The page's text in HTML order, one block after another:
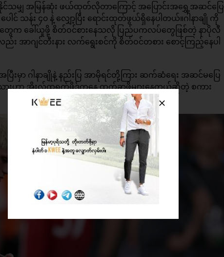
အမြန်ဆုံး ဖယ်ထုတ်လိုတာကြောင့် အပြောင်းအရွှေ့အဆင်ပြေ
င် သန်း ၄၀ နဲ့ လျှော့ပြီး ရောင်းထုတ်ဖွယ်ရှိနေပါတယ်။ဂါနာချို ကို
က ခေါ်ယူဖို့ စိတ်ဝင်စားနေသလို ပြည်ပကလပ်တွေဖြစ်တဲ့ နာပိုလီ
ာဂျင်တီးနား လက်ရွေးစင်ကို စိတ်ဝင်တစား စောင့်ကြည့်နေပါ
မှာ ဂါနာချိုနဲ့ နည်းပြ အာမိုရင်တို့ကြား ဆက်ဆံရေး အဆင်မပြေ
ားဟာ အိုးလ်ထရက်ဖို့ဒ်ကနေ ထွက်ခွာဖို့များနေတယ်ဆိုတဲ့ စကား